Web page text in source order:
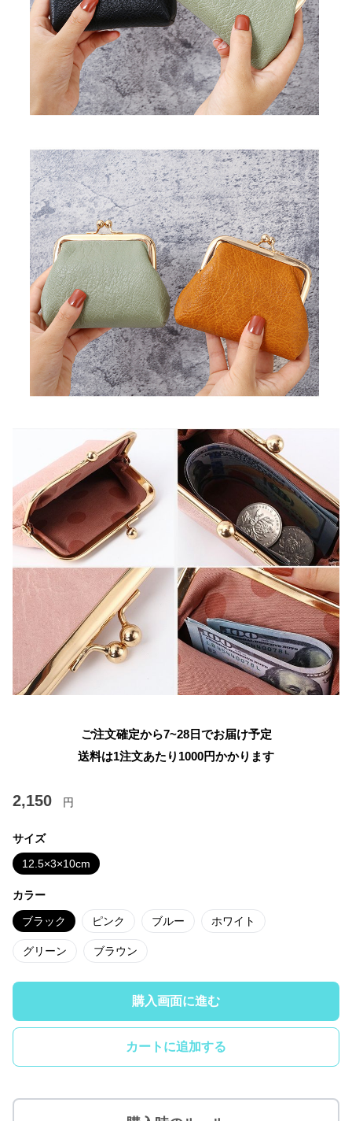
ご注文確定から7~28日でお届け予定
送料は1注文あたり 1000円かかります
2,150 円
サイズ
12.5×3×10cm
カラー
ブラック ピンク ブルー ホワイト
グリーン ブラウン
購入画面に進む
カートに追加する